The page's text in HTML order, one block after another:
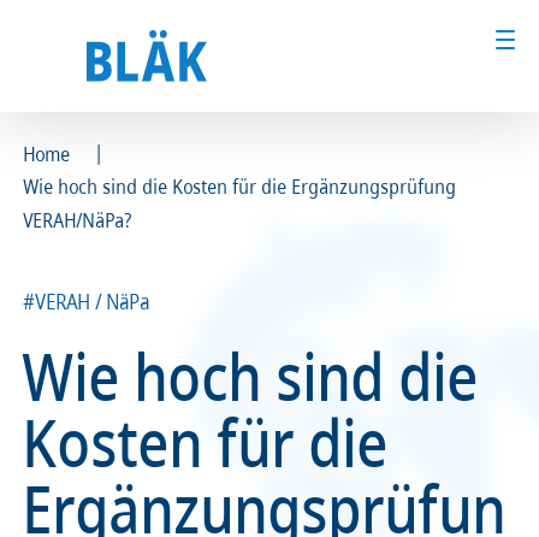
Ärztinnen und Ärzte
Kammer & Politik
Presse
Karriere
Ärztinnen und Ärzte
Kammer & Politik
Presse
Karriere
Home
|
Wie hoch sind die Kosten für die Ergänzungsprüfung
VERAH/NäPa?
#VERAH / NäPa
Wie hoch sind die
Kosten für die
Ergänzungsprüfun